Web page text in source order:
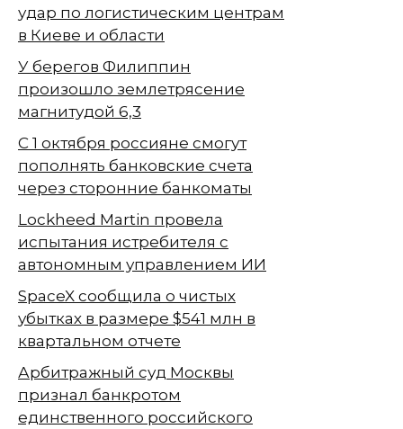
удар по логистическим центрам
в Киеве и области
У берегов Филиппин
произошло землетрясение
магнитудой 6,3
С 1 октября россияне смогут
пополнять банковские счета
через сторонние банкоматы
Lockheed Martin провела
испытания истребителя с
автономным управлением ИИ
SpaceX сообщила о чистых
убытках в размере $541 млн в
квартальном отчете
Арбитражный суд Москвы
признал банкротом
единственного российского